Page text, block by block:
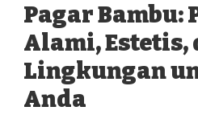
Pagar Bambu:
Alami, Estetis,
Lingkungan
Anda